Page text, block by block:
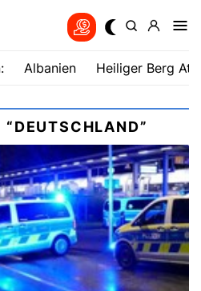
Albanien Heiliger Berg